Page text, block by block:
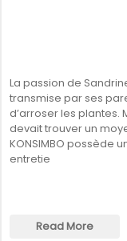
La passion de
transmise par ses
d’arroser les plantes.
devait trouver un
KONSIMBO possède
entretie
Read More